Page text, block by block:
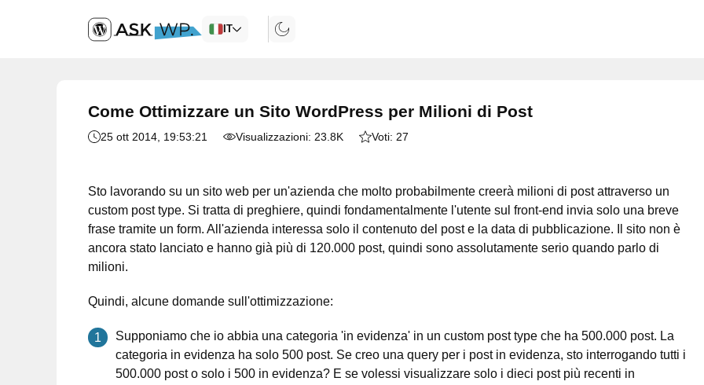
IT
Come Ottimizzare un Sito WordPress per Milioni di Post
25 ott 2014 , 19:53:21 Visualizzazioni: 23.8K Voti: 27
Sto lavorando su un sito web per un'azienda che molto probabilmente creerà milioni di post attraverso un
custom post type. Si tratta di preghiere, quindi fondamentalmente l'utente sul front-end invia solo una breve
frase tramite un form. All'azienda interessa solo il contenuto del post e la data di pubblicazione. Il sito non è
ancora stato lanciato e hanno già più di 120.000 post, quindi sono assolutamente serio quando parlo di
milioni.
Quindi, alcune domande sull'ottimizzazione:
Supponiamo che io abbia una categoria 'in evidenza' in un custom post type che ha 500.000 post. La
categoria in evidenza ha solo 500 post. Se creo una query per i post in evidenza, sto interrogando tutti i
500.000 post o solo i 500 in evidenza? E se volessi visualizzare solo i dieci post più recenti in